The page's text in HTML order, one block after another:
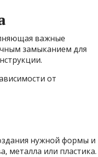
важные
замыканием для
от
нужной формы и
металла или пластика.